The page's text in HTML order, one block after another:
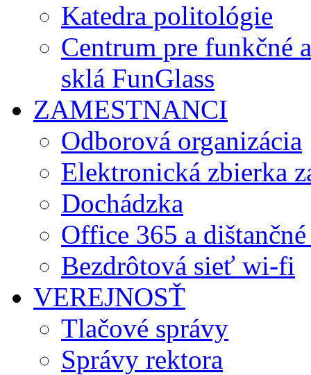
Katedra politológie
Centrum pre funkčné
sklá FunGlass
ZAMESTNANCI
Odborová organizácia
Elektronická zbierka
Dochádzka
Office 365 a
Bezdrôtová sieť wi-fi
VEREJNOSŤ
Tlačové správy
Správy rektora